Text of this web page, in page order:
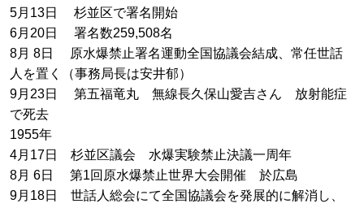
5月13日 杉並区で署名開始
6月20日 署名数259,508名
8月 8日 原水爆禁止署名運動全国協議会結成、常任世話
人を置く（事務局長は安井郁）
9月23日 第五福竜丸 無線長久保山愛吉さん 放射能症
で死去
1955年
4月17日 杉並区議会 水爆実験禁止決議一周年
8月 6日 第1回原水爆禁止世界大会開催 於広島
9月18日 世話人総会にて全国協議会を発展的に解消し、